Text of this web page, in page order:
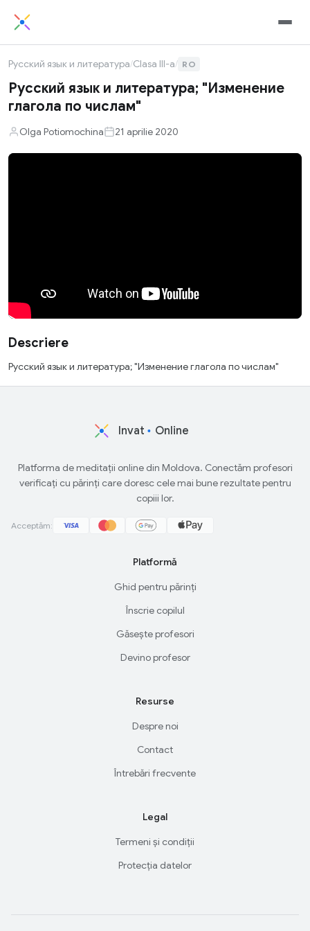
Русский язык и литература/Clasa III-a/ RO
Русский язык и литература; "Изменение
глагола по числам"
Olga Potiomochina 21 aprilie 2020
Descriere
Русский язык и литература; "Изменение глагола по числам"
Invat Online
Platforma de meditații online din Moldova. Conectăm profesori
verificați cu părinți care doresc cele mai bune rezultate pentru
copiii lor.
Acceptăm:
Platformă
Ghid pentru părinți
Înscrie copilul
Găsește profesori
Devino profesor
Resurse
Despre noi
Contact
Întrebări frecvente
Legal
Termeni și condiții
Protecția datelor